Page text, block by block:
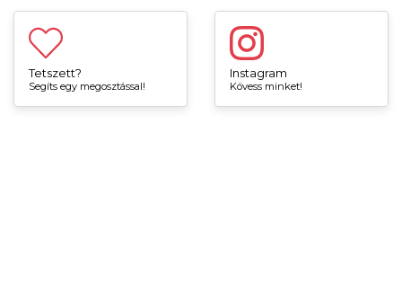
Tetszett?
Segíts egy megosztással!
Instagram
Kövess minket!